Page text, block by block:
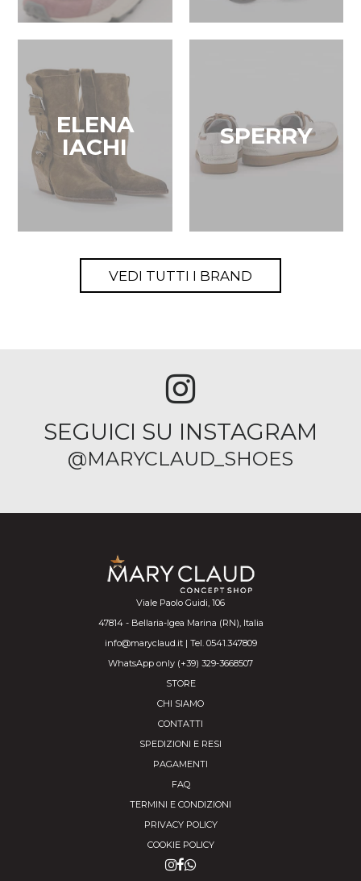
ELENA
IACHI
SPERRY
VEDI TUTTI I BRAND
SEGUICI SU INSTAGRAM
@MARYCLAUD_SHOES
Viale Paolo Guidi, 106
47814 - Bellaria-Igea Marina (RN), Italia
info@maryclaud.it | Tel. 0541.347809
WhatsApp only (+39) 329-3668507
STORE
CHI SIAMO
CONTATTI
SPEDIZIONI E RESI
PAGAMENTI
FAQ
TERMINI E CONDIZIONI
PRIVACY POLICY
COOKIE POLICY